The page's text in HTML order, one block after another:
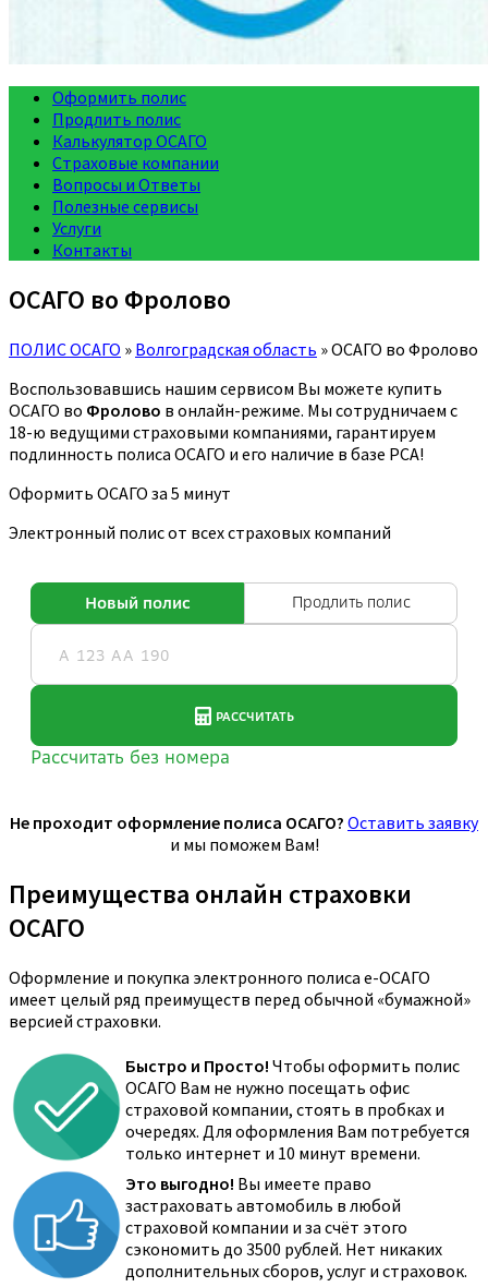
Оформить полис
Продлить полис
Калькулятор ОСАГО
Страховые компании
Вопросы и Ответы
Полезные сервисы
Услуги
Контакты
ОСАГО во Фролово
ПОЛИС ОСАГО » Волгоградская область »ОСАГО во Фролово
Воспользовавшись нашим сервисом Вы можете купить
ОСАГО во Фролово в онлайн-режиме. Мы сотрудничаем с
18-ю ведущими страховыми компаниями, гарантируем
подлинность полиса ОСАГО и его наличие в базе РСА!
Оформить ОСАГО за 5 минут
Электронный полис от всех страховых компаний
Не проходит оформление полиса ОСАГО? Оставить заявку
и мы поможем Вам!
Преимущества онлайн страховки
ОСАГО
Оформление и покупка электронного полиса е-ОСАГО
имеет целый ряд преимуществ перед обычной «бумажной»
версией страховки.
Быстро и Просто! Чтобы оформить полис
ОСАГО Вам не нужно посещать офис
страховой компании, стоять в пробках и
очередях. Для оформления Вам потребуется
только интернет и 10 минут времени.
Это выгодно! Вы имеете право
застраховать автомобиль в любой
страховой компании и за счёт этого
сэкономить до 3500 рублей. Нет никаких
дополнительных сборов, услуг и страховок.